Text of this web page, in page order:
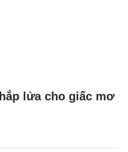
lửa cho giấc mơ